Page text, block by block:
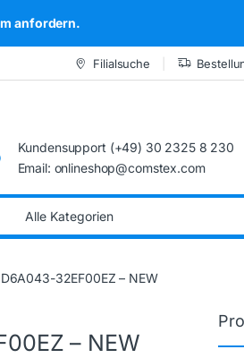
anfordern.
Filialsuche
Kundensupport (+49) 30 2325 8 230
Email: onlineshop@comstex.com
32EF00EZ – NEW
– NEW